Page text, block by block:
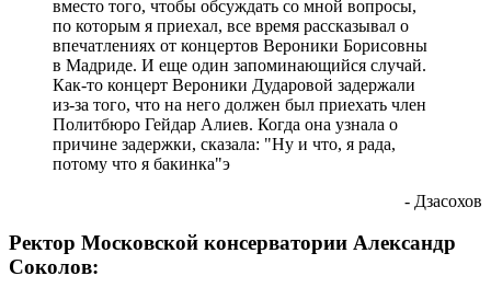
вместо того, чтобы обсуждать со мной вопросы,
по которым я приехал, все время рассказывал о
впечатлениях от концертов Вероники Борисовны
в Мадриде. И еще один запоминающийся случай.
Как-то концерт Вероники Дударовой задержали
из-за того, что на него должен был приехать член
Политбюро Гейдар Алиев. Когда она узнала о
причине задержки, сказала: "Ну и что, я рада,
потому что я бакинка"э
- Дзасохов
Ректор Московской консерватории Александр
Соколов: